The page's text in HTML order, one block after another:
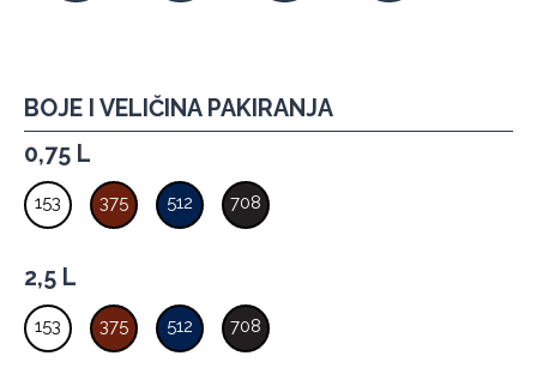
BOJE I VELIČINA PAKIRANJA
0,75 L
153 375 512 708
2,5 L
153 375 512 708